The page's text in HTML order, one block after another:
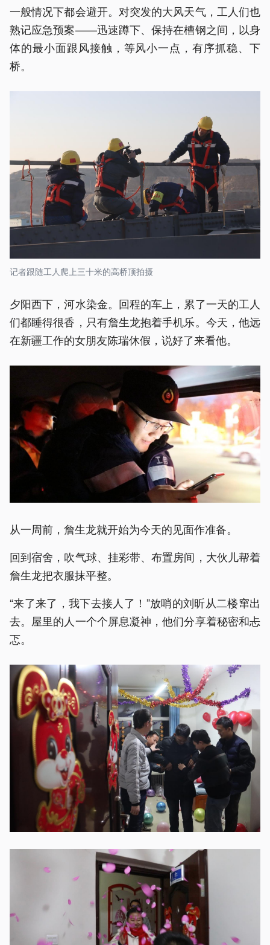
一般情况下都会避开。对突发的大风天气，工人们也
熟记应急预案——迅速蹲下、保持在槽钢之间，以身
体的最小面跟风接触，等风小一点，有序抓稳、下
桥。
记者跟随工人爬上三十米的高桥顶拍摄
夕阳西下，河水染金。回程的车上，累了一天的工人
们都睡得很香，只有詹生龙抱着手机乐。今天，他远
在新疆工作的女朋友陈瑞休假，说好了来看他。
从一周前，詹生龙就开始为今天的见面作准备。
回到宿舍，吹气球、挂彩带、布置房间，大伙儿帮着
詹生龙把衣服抹平整。
“来了来了，我下去接人了！”放哨的刘昕从二楼窜出
去。屋里的人一个个屏息凝神，他们分享着秘密和忐
忑。